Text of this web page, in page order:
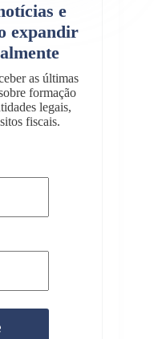
e
expandir
as últimas
formação
legais,
fiscais.